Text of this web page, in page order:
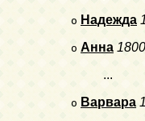
o Надежда
o Анна
...
o Варвара